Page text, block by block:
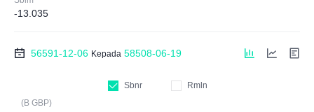
-13.035
56591-12-06 Kepada 58508-06-19
Sbnr
Rmln
(B GBP)